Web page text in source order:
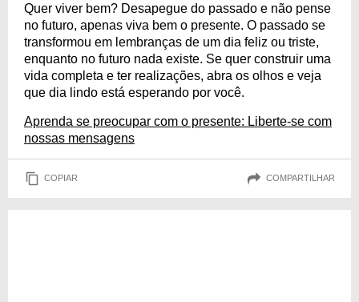
Quer viver bem? Desapegue do passado e não pense
no futuro, apenas viva bem o presente. O passado se
transformou em lembranças de um dia feliz ou triste,
enquanto no futuro nada existe. Se quer construir uma
vida completa e ter realizações, abra os olhos e veja
que dia lindo está esperando por você.
Aprenda se preocupar com o presente: Liberte-se com
nossas mensagens
COPIAR COMPARTILHAR